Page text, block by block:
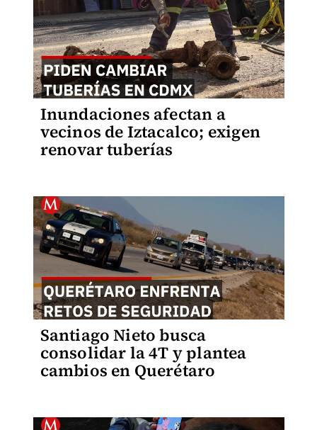
Inundaciones afectan a
vecinos de Iztacalco; exigen
renovar tuberías
Santiago Nieto busca
consolidar la 4T y plantea
cambios en Querétaro